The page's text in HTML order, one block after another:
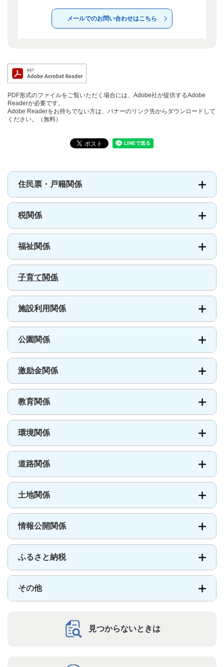
メールでのお問い合わせはこちら
PDF形式のファイルをご覧いただく場合には、Adobe社が提供するAdobe
Readerが必要です。
Adobe Readerをお持ちでない方は、バナーのリンク先からダウンロードして
ください。（無料）
住民票・戸籍関係
税関係
福祉関係
子育て関係
施設利用関係
公園関係
激励金関係
教育関係
環境関係
道路関係
土地関係
情報公開関係
ふるさと納税
その他
見つからないときは